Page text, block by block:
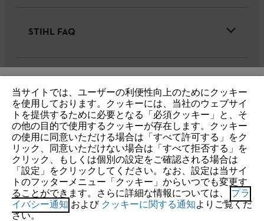
STIHL FAQ
個人情報保護・サイトの利用 クッキー
製品保証(一般向け)
製品保証(リース・レンタル業者様向け)
IHR BROWSER WIRD NICHT
UNTERSTÜTZT
Sie nutzen einen Browser, den wir noch nicht unterstützen. Für
eine optimale Nutzung unserer Seite empfehlen wir Ihnen, zu
einem der folgenden Browser zu wechseln:
当サイトでは、ユーザーの利便性向上のためにクッキー
を使用しております。クッキーには、当社のウェブサイ
トを提供するために必要となる「必須クッキー」と、そ
の他の目的で使用するクッキーが存在します。クッキー
の使用に同意いただける場合は「すべて許可する」をク
リック、同意いただけない場合は「すべて拒否する」を
クリック、もしくは個別の設定をご確認される場合は
「設定」をクリックしてください。なお、設定は当サイ
トのフッターメニュー「クッキー」からいつでも変更す
ることができます。さらに詳細な情報については、 プラ
イバシー通知 および クッキーに関する通知よりご覧くだ
さい。